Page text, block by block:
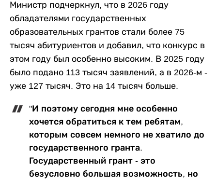
Министр подчеркнул, что в 2026 году
обладателями государственных
образовательных грантов стали более 75
тысяч абитуриентов и добавил, что конкурс в
этом году был особенно высоким. В 2025 году
было подано 113 тысяч заявлений, а в 2026-м -
уже 127 тысяч. Это на 14 тысяч больше.
"И поэтому сегодня мне особенно
хочется обратиться к тем ребятам,
которым совсем немного не хватило до
государственного гранта.
Государственный грант - это
безусловно большая возможность, но